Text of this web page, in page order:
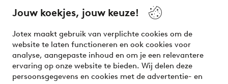
Jouw koekjes, jouw keuze!
Jotex maakt gebruik van verplichte cookies om de
website te laten functioneren en ook cookies voor
analyse, aangepaste inhoud en om je een relevantere
ervaring op onze website te bieden. Wij delen deze
persoonsgegevens en cookies met de advertentie- en
your wardrobe. Your next inspiring look is here!